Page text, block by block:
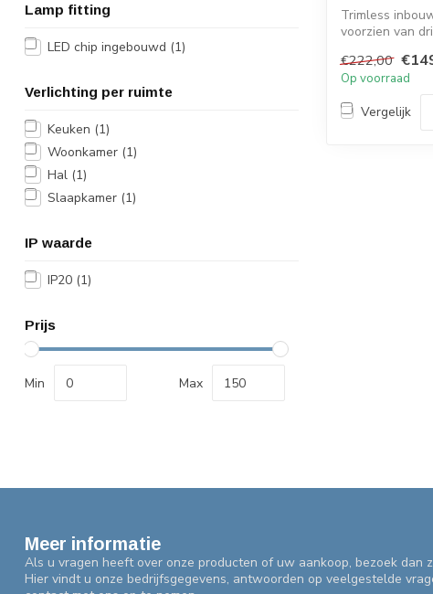
Lamp fitting
LED chip ingebouwd (1)
Verlichting per ruimte
Keuken (1)
Woonkamer (1)
Hal (1)
Slaapkamer (1)
IP waarde
IP20 (1)
Prijs
Min Max
Trimless
voorzien van
€222,00
Op voorraad
Vergelijk
Meer informatie
Als u vragen heeft over onze producten of uw aankoop, bezoek dan
Hier vindt u onze bedrijfsgegevens, antwoorden op veelgestelde